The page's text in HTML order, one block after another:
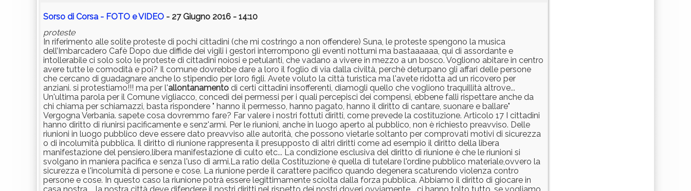
Sorso di Corsa - FOTO e VIDEO - 27 Giugno 2016 - 14:10
proteste
In riferimento alle solite proteste di pochi cittadini (che mi costringo a non offendere) Suna, le proteste spengono la musica
dell’Imbarcadero Cafè Dopo due diffide dei vigili i gestori interrompono gli eventi notturni ma bastaaaaaa, qui di assordante e
intollerabile ci solo solo le proteste di cittadini noiosi e petulanti, che vadano a vivere in mezzo a un bosco. Vogliono abitare in centro
avere tutte le comodità e poi? Il comune dovrebbe dare a loro il foglio di via dalla civiltà, perchè deturpano gli affari delle persone
che cercano di guadagnare anche lo stipendio per loro figli. Avete voluto la città turistica ma l'avete ridotta ad un ricovero per
anziani. si protestiamo!!! ma per l'allontanamento di certi cittadini insofferenti, diamogli quello che vogliono traquillità altrove...
Un'ultima parola per il Comune vigliacco, concedi dei permessi per i quali percepisci dei compensi, ebbene falli rispettare anche da
chi chiama per schiamazzi, basta rispondere " hanno il permesso, hanno pagato, hanno il diritto di cantare, suonare e ballare"
Vergogna Verbania. sapete cosa dovremmo fare? Far valere i nostri fottuti diritti, come prevede la costituzione. Articolo 17 I cittadini
hanno diritto di riunirsi pacificamente e senz'armi. Per le riunioni, anche in luogo aperto al pubblico, non è richiesto preavviso. Delle
riunioni in luogo pubblico deve essere dato preavviso alle autorità, che possono vietarle soltanto per comprovati motivi di sicurezza
o di incolumità pubblica. Il diritto di riunione rappresenta il presupposto di altri diritti come ad esempio il diritto della libera
manifestazione del pensiero,libera manifestazione di culto etc... La condizione esclusiva del diritto di riunione è che le riunioni si
svolgano in maniera pacifica e senza l'uso di armi.La ratio della Costituzione è quella di tutelare l'ordine pubblico materiale,ovvero la
sicurezza e l'incolumità di persone e cose. La riunione perde il carattere pacifico quando degenera scaturendo violenza contro
persone e cose. In questo caso la riunione potrà essere legittimamente sciolta dalla forza pubblica. Abbiamo il diritto di giocare in